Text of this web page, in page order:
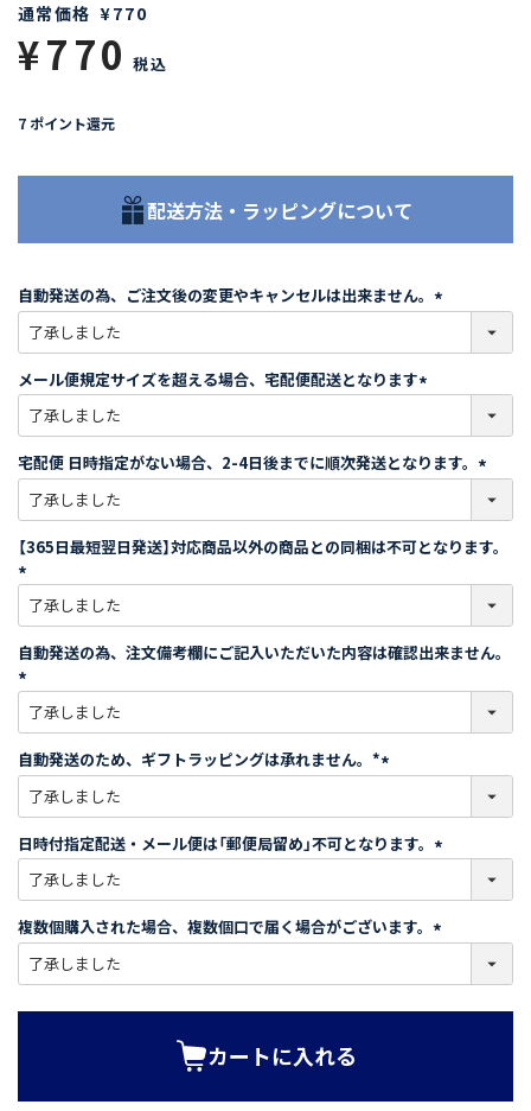
通常価格 ¥770
¥770 税込
7 ポイント還元
配送方法・ラッピングについて
自動発送の為、ご注文後の変更やキャンセルは出来ません。
必
)
メール便規定サイズを超える場合、宅配便配送となります
必
須
)
宅配便 日時指定がない場合、2-4日後までに順次発送となります。
必
須
)
【365日最短翌日発送】対応商品以外の商品との同梱は不可となります。
必
須
)
自動発送の為、注文備考欄にご記入いただいた内容は確認出来ません。
必
須
)
自動発送のため、ギフトラッピングは承れません。*
必
須
)
日時付指定配送・メール便は「郵便局留め」不可となります。
必
)
複数個購入された場合、複数個口で届く場合がございます。
必
カートに入れる